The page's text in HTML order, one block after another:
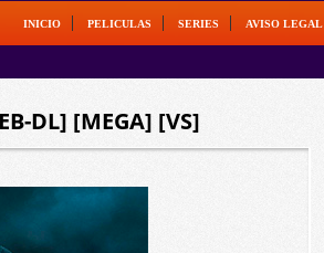
INICIO PELICULAS SERIES AVISO LEGAL
DL] [MEGA] [VS]